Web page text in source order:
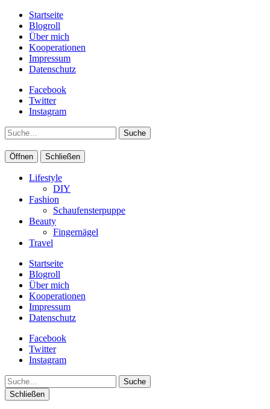
Startseite
Blogroll
Über mich
Kooperationen
Impressum
Datenschutz
Facebook
Twitter
Instagram
Suche
Öffnen Schließen
Lifestyle
DIY
Fashion
Schaufensterpuppe
Beauty
Fingernägel
Travel
Startseite
Blogroll
Über mich
Kooperationen
Impressum
Datenschutz
Facebook
Twitter
Instagram
Suche
Schließen